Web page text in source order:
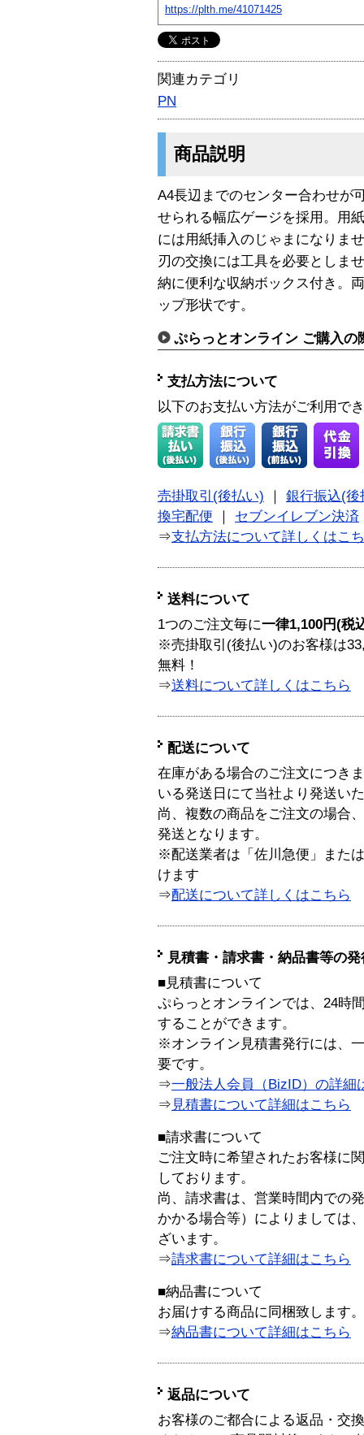
https://plth.me/41071425
関連カテゴリ
PN
商品説明
A4長辺までのセンター合わせが
せられる幅広ゲージを採用。用
には用紙挿入のじゃまになりま
刃の交換には工具を必要としま
納に便利な収納ボックス付き。
ップ形状です。
ぷらっとオンライン ご購入の
支払方法について
以下のお支払い方法がご利用で
売掛取引(後払い)
銀行振込(後
換宅配便
セブンイレブン決済
⇒支払方法について詳しくはこ
送料について
1つのご注文毎に一律1,100円(税
※売掛取引(後払い)のお客様は
無料！
⇒送料について詳しくはこちら
配送について
在庫がある場合のご注文につき
いる発送日にて当社より発送い
尚、複数の商品をご注文の場合
発送となります。
※配送業者は「佐川急便」また
けます
⇒配送について詳しくはこちら
見積書・請求書・納品書等の
■見積書について
ぷらっとオンラインでは、24時
することができます。
※オンライン見積書発行には、
要です。
⇒一般法人会員（BizID）の詳細
⇒ 見積書について詳細はこちら
■請求書について
ご注文時に希望されたお客様に
しております。
尚、請求書は、営業時間内での
かかる場合等）によりましては
ざいます。
⇒請求書について詳細はこちら
■納品書について
お届けする商品に同梱致します。
⇒納品書について詳細はこちら
返品について
お客様のご都合による返品・交